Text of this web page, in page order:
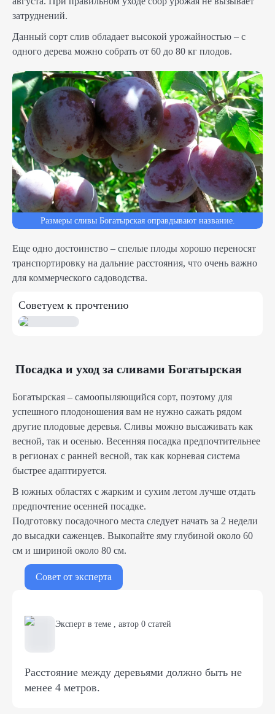
затруднений.
Данный сорт слив обладает высокой урожайностью – с
одного дерева можно собрать от 60 до 80 кг плодов.
Размеры сливы Богатырская оправдывают название.
Еще одно достоинство – спелые плоды хорошо переносят
транспортировку на дальние расстояния, что очень важно
для коммерческого садоводства.
Советуем к прочтению
Посадка и уход за сливами Богатырская
Богатырская – самоопыляющийся сорт, поэтому для
успешного плодоношения вам не нужно сажать рядом
другие плодовые деревья. Сливы можно высаживать как
весной, так и осенью. Весенняя посадка предпочтительнее
в регионах с ранней весной, так как корневая система
быстрее адаптируется.
В южных областях с жарким и сухим летом лучше отдать
предпочтение осенней посадке.
Подготовку посадочного места следует начать за 2 недели
до высадки саженцев. Выкопайте яму глубиной около 60
см и шириной около 80 см.
Совет от эксперта
Эксперт в теме автор 0 статей
Расстояние между деревьями должно быть не
менее 4 метров.